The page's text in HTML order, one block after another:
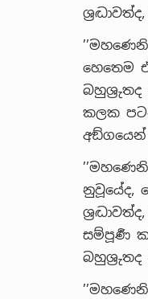
හෙතෙම
කලක
අඞ්ගයෙන්
නුවූයේද,
සම්පූර්‍ණ
බහුශ්‍රුතද